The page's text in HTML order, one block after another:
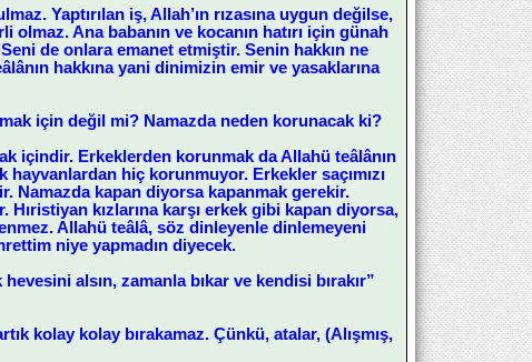
Yaptırılan iş, Allah’ın rızasına uygun değilse,
olmaz. Ana babanın ve kocanın hatırı için günah
Seni de onlara emanet etmiştir. Senin hakkın ne
hakkına yani dinimizin emir ve yasaklarına
için değil mi? Namazda neden korunacak ki?
içindir. Erkeklerden korunmak da Allahü teâlânın
hiç korunmuyor. Erkekler saçımızı
Namazda kapan diyorsa kapanmak gerekir.
Hıristiyan kızlarına karşı erkek gibi kapan diyorsa,
Allahü teâlâ, söz dinleyenle dinlemeyeni
niye yapmadın diyecek.
alsın, zamanla bıkar ve kendisi bırakır”
kolay kolay bırakamaz. Çünkü, atalar, (Alışmış,